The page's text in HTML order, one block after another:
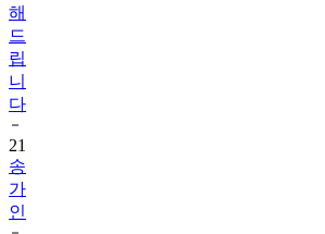
해
드
립
니
다
21
송
가
인